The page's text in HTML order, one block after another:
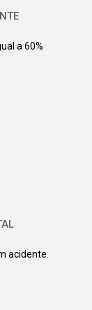
a 60%
acidente.